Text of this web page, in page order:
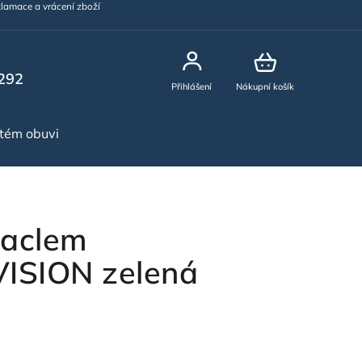
a vrácení zboží
Nákupní košík
Přihlášení
obuvi
zelená